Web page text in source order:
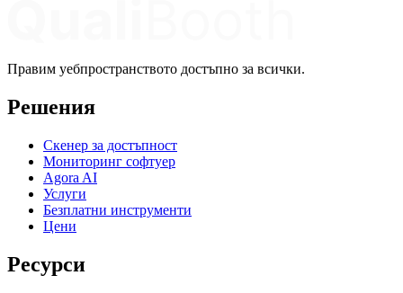
Правим уебпространството достъпно за всички.
Решения
Скенер за достъпност
Мониторинг софтуер
Agora AI
Услуги
Безплатни инструменти
Цени
Ресурси